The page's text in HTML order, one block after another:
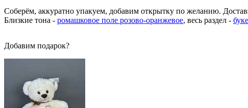
Соберём, аккуратно упакуем, добавим открытку по желанию.
Близкие тона - ромашковое поле розово-оранжевое, весь раздел -
Добавим подарок?